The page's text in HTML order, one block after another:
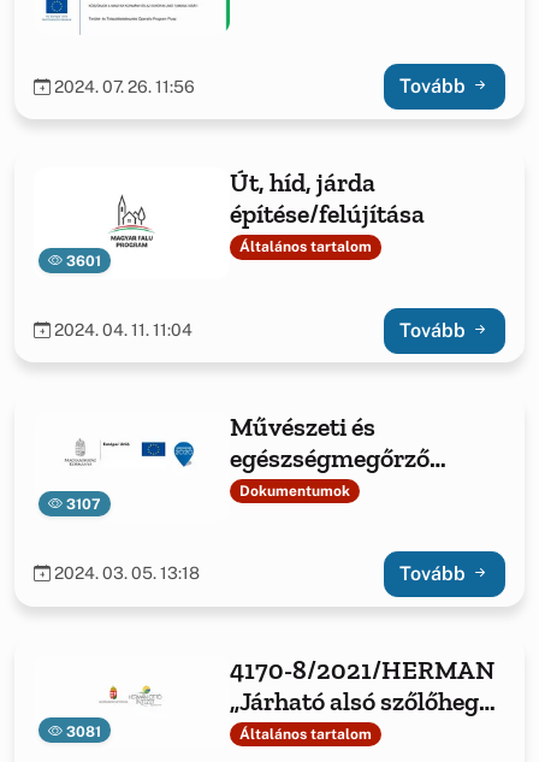
2024. 07. 26. 11:56 Tovább
3601
Út, híd, járda
építése/felújítása
Általános tartalom
2024. 04. 11. 11:04 Tovább
3107
Művészeti és
egészségmegőrző
rendezvényekkel a
Dokumentumok
2024. 03. 05. 13:18 Tovább
3081
4170-8/2021/HERMAN
„Járható alsó szőlőhegyi
utat!&quot;
Általános tartalom